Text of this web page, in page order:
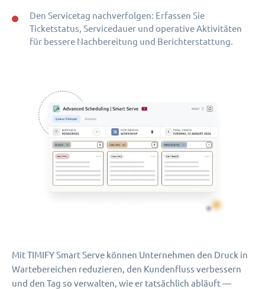
Den Servicetag nachverfolgen: Erfassen Sie
Ticketstatus, Servicedauer und operative Aktivitäten
für bessere Nachbereitung und Berichterstattung.
Mit TIMIFY Smart Serve können Unternehmen den Druck in
Wartebereichen reduzieren, den Kundenfluss verbessern
und den Tag so verwalten, wie er tatsächlich abläuft —